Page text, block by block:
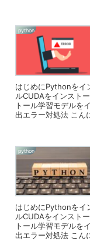
python
はじめにPythonをイ
ルCUDAをインスト
トール学習モデルを
出エラー対処法 こん
python
はじめにPythonをイ
ルCUDAをインスト
トール学習モデルを
出エラー対処法 こん